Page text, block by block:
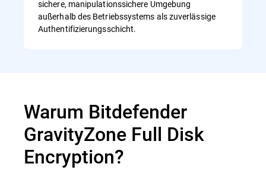
sichere, manipulationssichere Umgebung
außerhalb des Betriebssystems als zuverlässige
Authentifizierungsschicht.
Warum Bitdefender
GravityZone Full Disk
Encryption?